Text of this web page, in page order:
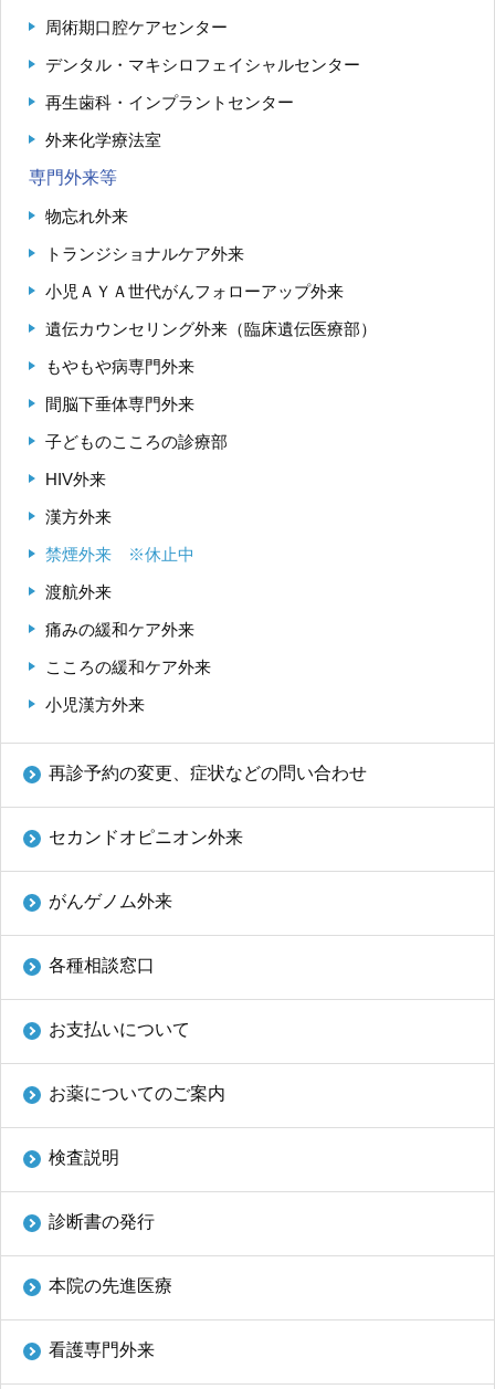
周術期口腔ケアセンター
デンタル・マキシロフェイシャルセンター
再生歯科・インプラントセンター
外来化学療法室
専門外来等
物忘れ外来
トランジショナルケア外来
小児ＡＹＡ世代がんフォローアップ外来
遺伝カウンセリング外来（臨床遺伝医療部）
もやもや病専門外来
間脳下垂体専門外来
子どものこころの診療部
HIV外来
漢方外来
禁煙外来 ※休止中
渡航外来
痛みの緩和ケア外来
こころの緩和ケア外来
小児漢方外来
再診予約の変更、症状などの問い合わせ
セカンドオピニオン外来
がんゲノム外来
各種相談窓口
お支払いについて
お薬についてのご案内
検査説明
診断書の発行
本院の先進医療
看護専門外来